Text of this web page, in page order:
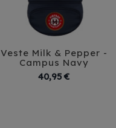
  
Veste Milk & Pepper -
Campus Navy
40,95 €Prix